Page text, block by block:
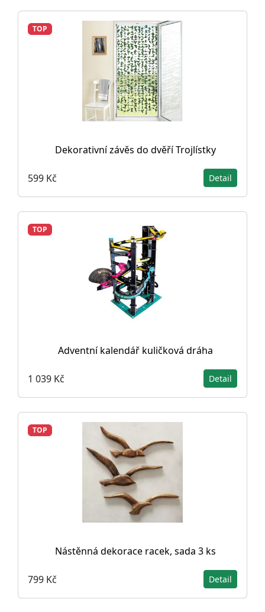
TOP
Dekorativní závěs do dvěří Trojlístky
599 Kč Detail
TOP
Adventní kalendář kuličková dráha
1 039 Kč Detail
TOP
Nástěnná dekorace racek, sada 3 ks
799 Kč Detail